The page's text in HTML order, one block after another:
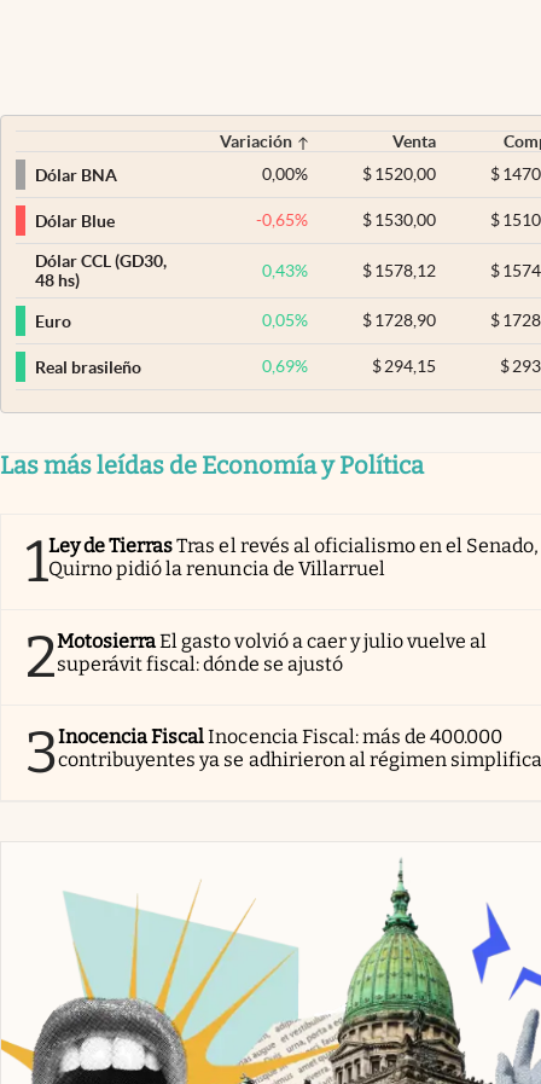
Variación Venta
Dólar BNA
0,00% $1520,00 $
Dólar Blue -0,65% $1530,00 $
Dólar CCL (GD30,
48 hs)
0,43% $1578,12 $
Euro 0,05% $1728,90 $
Real brasileño 0,69% $294,15 $
Las más leídas de Economía y Política
1Ley de TierrasTras el revés al oficialismo en el Senado,
Quirno pidió la renuncia de Villarruel
2MotosierraEl gasto volvió a caer y julio vuelve al
superávit fiscal: dónde se ajustó
3Inocencia FiscalInocencia Fiscal: más de 400.000
contribuyentes ya se adhirieron al régimen